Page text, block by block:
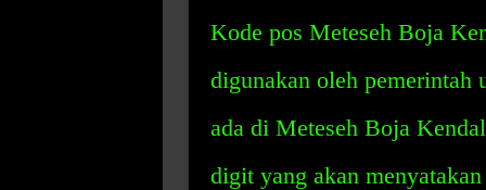
Kode pos Meteseh Boja
digunakan oleh pemerintah
ada di Meteseh Boja
digit yang akan